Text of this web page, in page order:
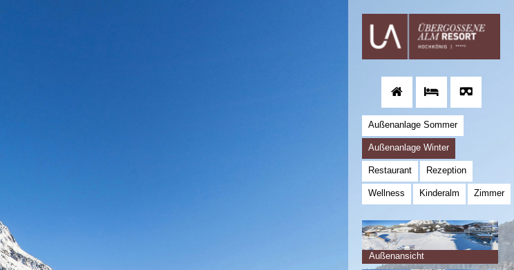
Außenanlage Sommer
Außenanlage Winter
Restaurant Rezeption
Wellness Kinderalm Zimmer
Außenansicht